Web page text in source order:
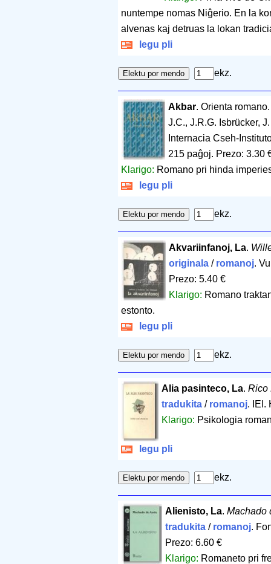
nuntempe nomas Niĝerio. En la
alvenas kaj detruas la lokan
legu pli
ekz.
Akbar. Orienta
J.C., J.R.G. Isbrücker,
Internacia Cseh-
215 paĝoj. Prezo: 3.30
Klarigo: Romano pri hinda
legu pli
ekz.
Akvariinfanoj, La.
originala/ romanoj.
Prezo: 5.40 €
Klarigo: Romano
estonto.
legu pli
ekz.
Alia pasinteco, La. Rico
tradukita/ romanoj. IEI.
Klarigo: Psikologia
legu pli
ekz.
Alienisto, La.Machado
tradukita / romanoj.
Prezo: 6.60 €
Klarigo: Romaneto pri